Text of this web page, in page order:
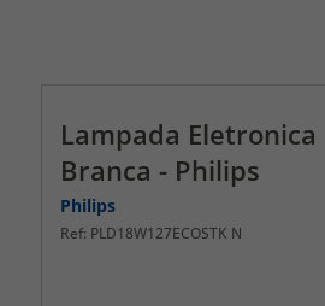
Lampada Eletronica
Branca - Philips
Philips
PLD18W127ECOSTK N